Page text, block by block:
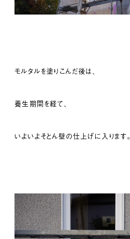
モルタルを塗りこんだ後は、
養生期間を経て、
いよいよそとん壁の仕上げに入ります。